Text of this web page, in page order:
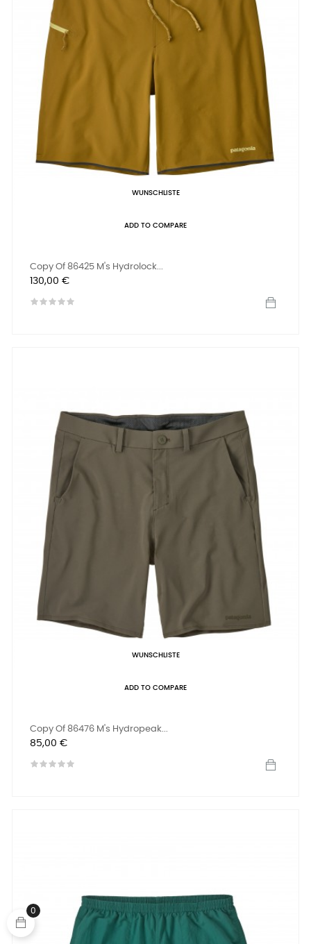
WUNSCHLISTE
ADD TO COMPARE
Copy Of 86425 M's Hydrolock...
Preis
130,00 €
WUNSCHLISTE
ADD TO COMPARE
Copy Of 86476 M's Hydropeak...
Preis
85,00 €
0